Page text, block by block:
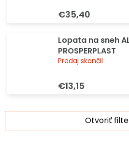
€35,40
Lopata na sneh
PROSPERPLAST
Predaj skončil
€13,15
Otvoriť
V
ý